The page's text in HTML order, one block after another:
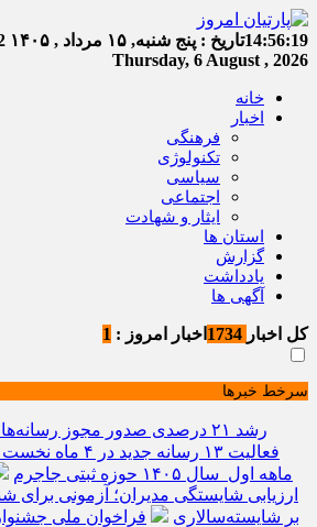
14:56:19تاریخ : پنج شنبه, ۱۵ مرداد , ۱۴۰۵
Thursday, 6 August , 2026
خانه
اخبار
فرهنگی
تکنولوژی
سیاسی
اجتماعی
ایثار و شهادت
استان ها
گزارش
یادداشت
آگهی ها
کل اخبار اخبار امروز : 1
سرخط خبرها
رشد ۲۱ درصدی صدور مجوز
فعالیت ۱۳ رسانه جدید در ۴ ماه نخست سال
ماهه اول سال ۱۴۰۵ حوزه ثبتی جاجرم
ارزیابی شایستگی مدیران؛ آزمونی برای
بر شایسته‌سالاری
فراخوان ملی